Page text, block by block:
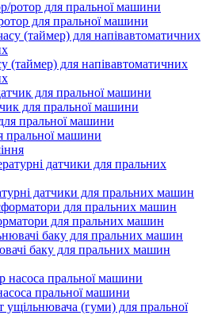
для пральної машини
(таймер) для напівавтоматичних
для пральної машини
пральної машини
датчики для пральних машин
для пральних машин
баку для пральних машин
пральної машини